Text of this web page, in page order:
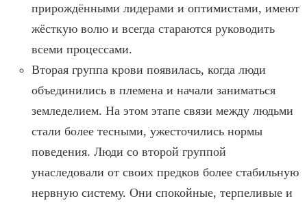
прирождёнными лидерами и оптимистами, имеют
жёсткую волю и всегда стараются руководить
всеми процессами.
Вторая группа крови появилась, когда люди
объединились в племена и начали заниматься
земледелием. На этом этапе связи между людьми
стали более тесными, ужесточились нормы
поведения. Люди со второй группой
унаследовали от своих предков более стабильную
нервную систему. Они спокойные, терпеливые и